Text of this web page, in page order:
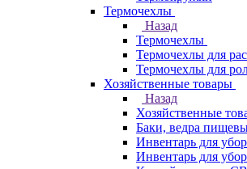
Термочехлы
Назад
Термочехлы
Термочехлы для
Термочехлы для
Хозяйственные товары
Назад
Хозяйственные
Баки, ведра
Инвентарь для
Инвентарь для